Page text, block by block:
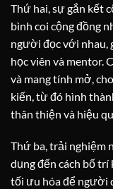
Thứ hai, sự gắn kết
bình coi cộng đồng
người đọc với
học viên và mentor.
và mang tính mở,
kiến, từ đó hình
thân thiện và hiệu
Thứ ba, trải nghiệm
dụng đến cách bố
tối ưu hóa để người